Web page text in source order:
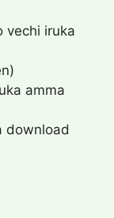
vechi iruka
amma
download